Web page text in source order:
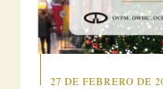
27 DE FEBRERO DE